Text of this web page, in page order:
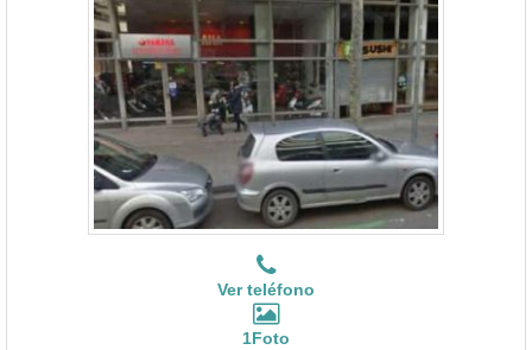
Ver teléfono
1Foto